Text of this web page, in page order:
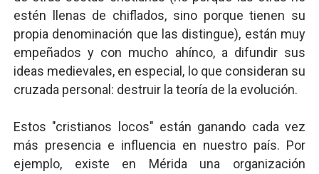
estén llenas de chiflados, sino porque tienen su
propia denominación que las distingue), están muy
empeñados y con mucho ahínco, a difundir sus
ideas medievales, en especial, lo que consideran su
cruzada personal: destruir la teoría de la evolución.
Estos "cristianos locos" están ganando cada vez
más presencia e influencia en nuestro país. Por
ejemplo, existe en Mérida una organización